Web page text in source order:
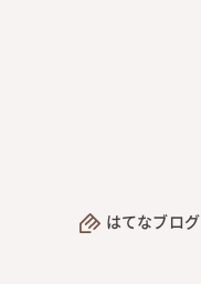
はてなブログ